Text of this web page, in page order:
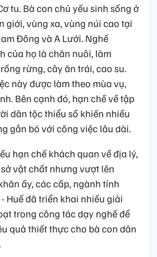
tu. Bà con chủ yếu sinh sống ở
giới, vùng xa, vùng núi cao tại
Đông và A Lưới. Nghề
của họ là chăn nuôi, làm
rừng, cây ăn trái, cao su.
này được làm theo mùa vụ,
Bên cạnh đó, hạn chế về tập
dân tộc thiểu số khiến nhiều
gắn bó với công việc lâu dài.
hạn chế khách quan về địa lý,
vật chất nhưng vượt lên
ấy, các cấp, ngành tỉnh
Huế đã triển khai nhiều giải
trong công tác dạy nghề để
quả thiết thực cho bà con dân